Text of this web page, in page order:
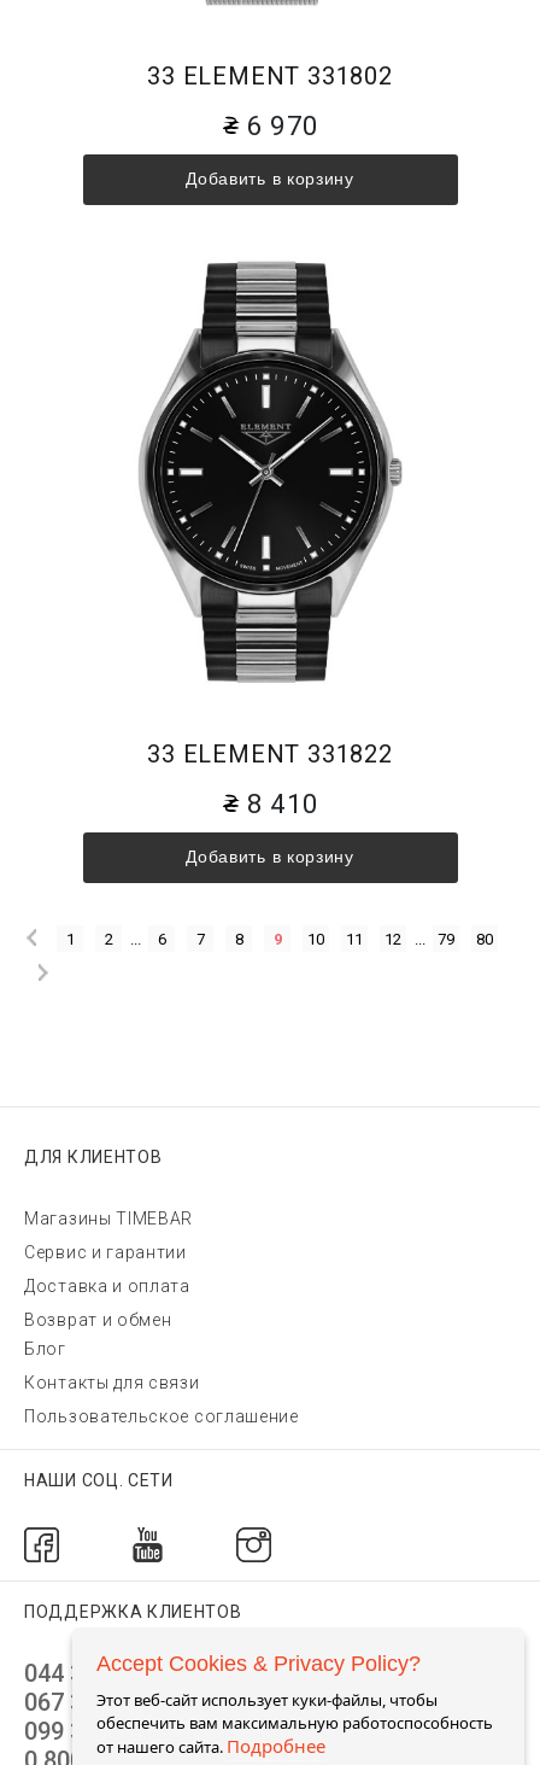
33 ELEMENT 331802
6 970
Добавить в корзину
33 ELEMENT 331822
8 410
Добавить в корзину
1 2 6 7 8 9 10 11 12 79 80
ДЛЯ КЛИЕНТОВ
Магазины TIMEBAR
Сервис и гарантии
Доставка и оплата
Возврат и обмен
Блог
Контакты для связи
Пользовательское соглашение
НАШИ СОЦ. СЕТИ
ПОДДЕРЖКА КЛИЕНТОВ
044 392 44 45
067 344 14 44 (viber)
099 399 23 80
Accept Cookies & Privacy Policy?
Этот веб-сайт использует куки-файлы, чтобы
обеспечить вам максимальную работоспособность
от нашего сайта. Подробнее